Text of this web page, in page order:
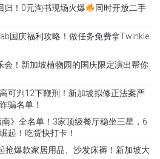
归！0元淘书现场火爆
同时开放二手
国庆福利攻略！做任务免费拿Twinkle
会！新加坡植物园的国庆限定演出帮你
可判12下鞭刑！新加坡拟修正法案严
骗名单！
》全名单！3家顶级餐厅稳坐三星，6
起！吃货快打卡！
抢爆款家居用品、沙发床褥！新加坡大